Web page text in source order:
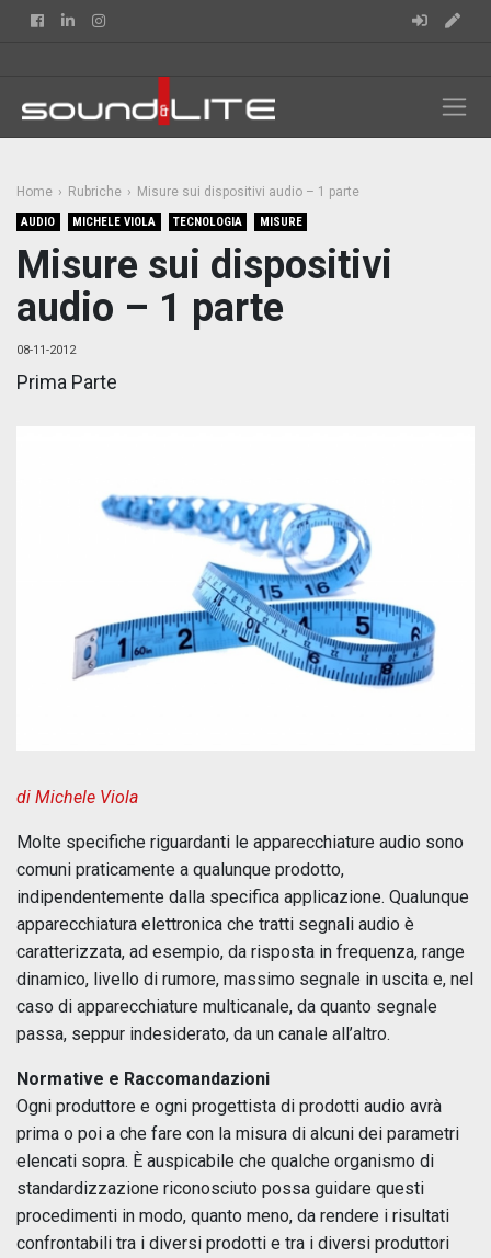
FacebookLinkedin
Home Rubriche Misure sui dispositivi audio – 1 parte
AUDIO MICHELE VIOLA TECNOLOGIA MISURE
Misure sui dispositivi
audio – 1 parte
08-11-2012
Prima Parte
di Michele Viola
Molte specifiche riguardanti le apparecchiature audio sono
comuni praticamente a qualunque prodotto,
indipendentemente dalla specifica applicazione. Qualunque
apparecchiatura elettronica che tratti segnali audio è
caratterizzata, ad esempio, da risposta in frequenza, range
dinamico, livello di rumore, massimo segnale in uscita e, nel
caso di apparecchiature multicanale, da quanto segnale
passa, seppur indesiderato, da un canale all’altro.
Normative e Raccomandazioni
Ogni produttore e ogni progettista di prodotti audio avrà
prima o poi a che fare con la misura di alcuni dei parametri
elencati sopra. È auspicabile che qualche organismo di
standardizzazione riconosciuto possa guidare questi
procedimenti in modo, quanto meno, da rendere i risultati
confrontabili tra i diversi prodotti e tra i diversi produttori